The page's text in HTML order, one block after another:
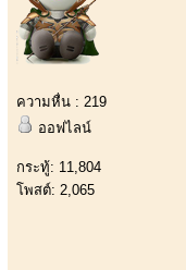
ความหื่น : 219
ออฟไลน์
กระทู้: 11,804
โพสต์: 2,065